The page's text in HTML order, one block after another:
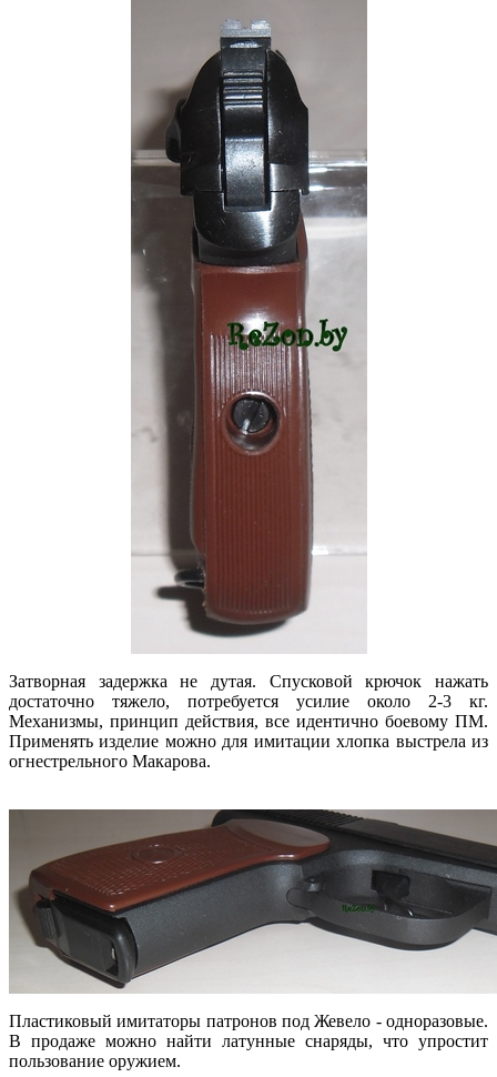
Затворная задержка не дутая. Спусковой крючок нажать
достаточно тяжело, потребуется усилие около 2-3 кг.
Механизмы, принцип действия, все идентично боевому ПМ.
Применять изделие можно для имитации хлопка выстрела из
огнестрельного Макарова.
Пластиковый имитаторы патронов под Жевело - одноразовые.
В продаже можно найти латунные снаряды, что упростит
пользование оружием.